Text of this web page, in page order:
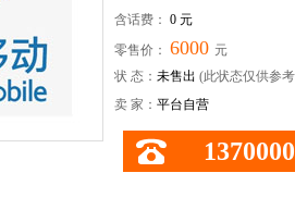
含话费： 0 元
零售价： 6000 元
状 态： 未售出 (此状态仅供参
卖 家： 平台自营